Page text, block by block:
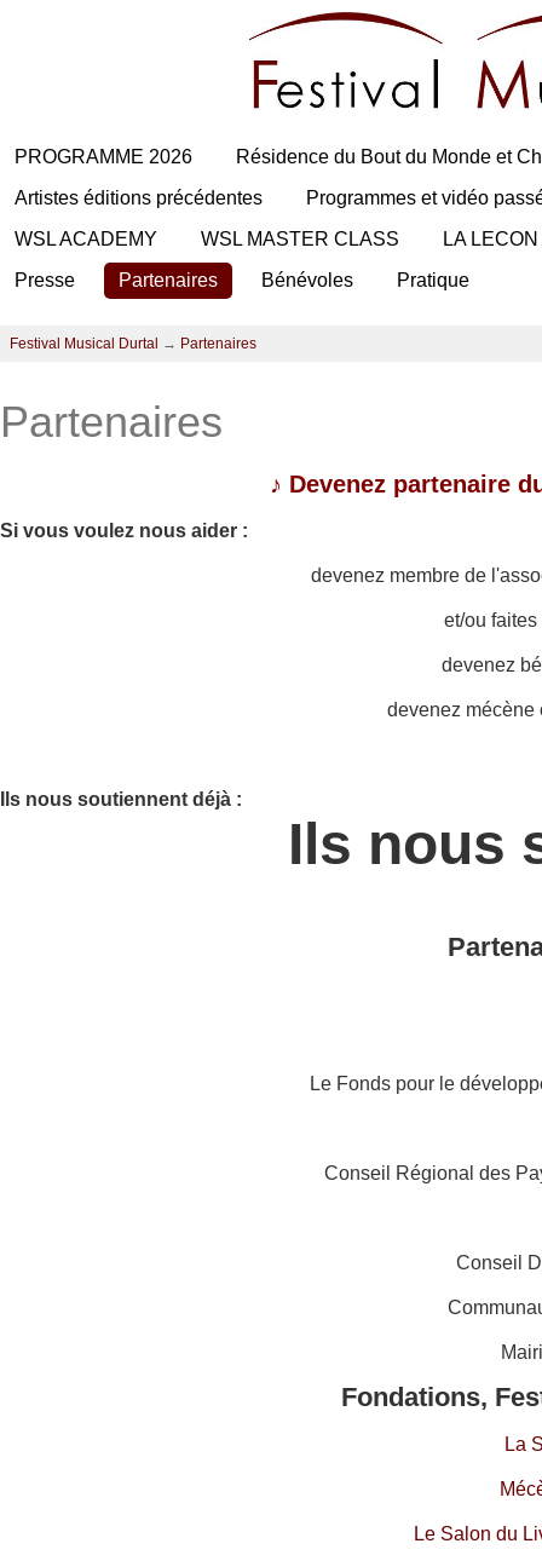
PROGRAMME 2026
Résidence du Bout du Monde et
Artistes éditions précédentes
Programmes et vidéo
WSL ACADEMY
WSL MASTER CLASS
LA
Presse
Partenaires Bénévoles Pratique
Festival Musical Durtal → Partenaires
Partenaires
♪ Devenez partenaire
Si vous voulez nous aider :
devenez membre de
et/ou
devenez
devenez mécène
Ils nous soutiennent déjà :
Ils nous
Le Fonds pour le
Conseil Régional des
Conseil
Fondations,
La
Le Salon du